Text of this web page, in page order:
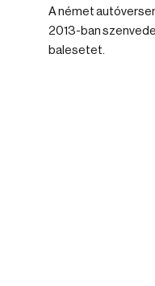
A német
2013-ban
balesetet.